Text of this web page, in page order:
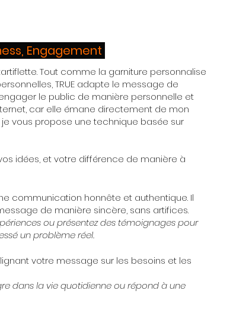
Engagement
Tout comme la garniture personnalise
TRUE adapte le message de
le public de manière personnelle et
car elle émane directement de mon
vous propose une technique basée sur
idées, et votre différence de manière à
communication honnête et authentique. Il
de manière sincère, sans artifices.
ou présentez des témoignages pour
un problème réel.
votre message sur les besoins et les
dans la vie quotidienne ou répond à une